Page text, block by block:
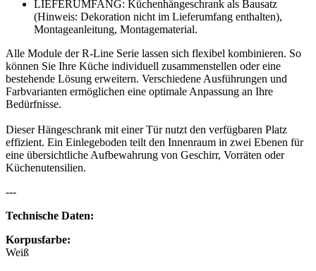
LIEFERUMFANG: Küchenhängeschrank als Bausatz
(Hinweis: Dekoration nicht im Lieferumfang enthalten),
Montageanleitung, Montagematerial.
Alle Module der R-Line Serie lassen sich flexibel kombinieren. So
können Sie Ihre Küche individuell zusammenstellen oder eine
bestehende Lösung erweitern. Verschiedene Ausführungen und
Farbvarianten ermöglichen eine optimale Anpassung an Ihre
Bedürfnisse.
Dieser Hängeschrank mit einer Tür nutzt den verfügbaren Platz
effizient. Ein Einlegeboden teilt den Innenraum in zwei Ebenen für
eine übersichtliche Aufbewahrung von Geschirr, Vorräten oder
Küchenutensilien.
---
Technische Daten:
Korpusfarbe:
Weiß